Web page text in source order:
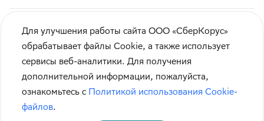
Кибербезопасность
Правила использования сайта
Карта сайта
Для улучшения работы сайта ООО «СберКорус»
обрабатывает файлы Cookie, а также использует
сервисы веб-аналитики. Для получения
дополнительной информации, пожалуйста,
ознакомьтесь с Политикой использования Cookie-
файлов.